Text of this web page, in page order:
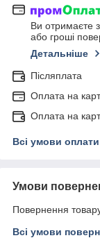
Ви отримаєте
або гроші
Детальніше
Післяплата
Оплата на
Оплата на
Всі умови оплати
Умови
Повернення
Всі умови